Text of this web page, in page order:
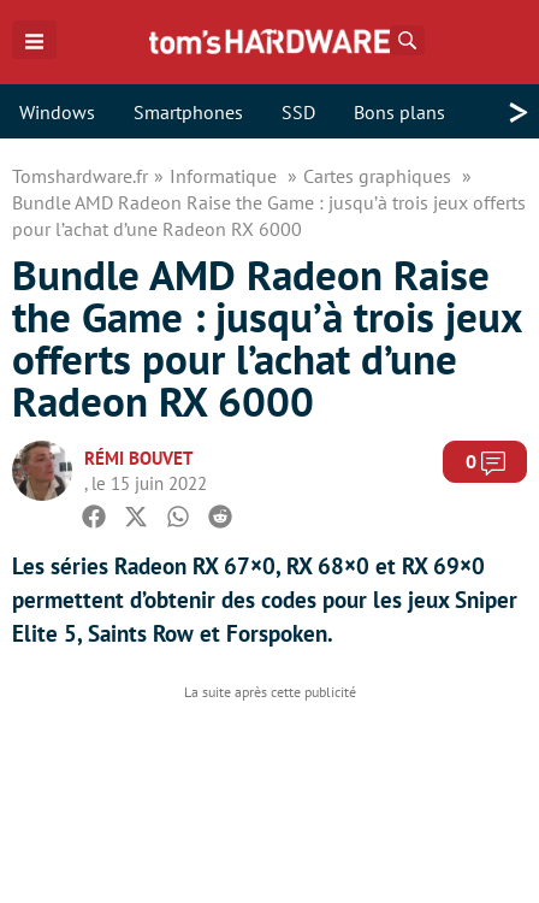
Windows Smartphones SSD Bons plans >
Tomshardware.fr Informatique
Cartes graphiques
Bundle AMD Radeon Raise the Game : jusqu’à trois jeux offerts
pour l’achat d’une Radeon RX 6000
Bundle AMD Radeon Raise
the Game : jusqu’à trois jeux
offerts pour l’achat d’une
Radeon RX 6000
RÉMI BOUVET
, le 15 juin 2022
0
Facebook
TwitterWhatsapp
Reddit
Les séries Radeon RX 67×0, RX 68×0 et RX 69×0
permettent d’obtenir des codes pour les jeux Sniper
Elite 5, Saints Row et Forspoken.